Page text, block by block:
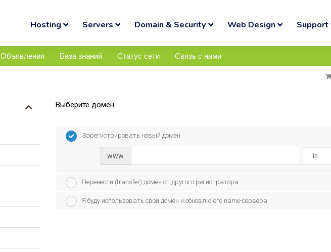
Hosting Servers Domain & Security Web Design Support
Объявления База знаний Статус сети Связь с нами
Выберите домен...
Зарегистрировать новый домен
www.
Перенести (transfer) домен от другого регистратора
Я буду использовать свой домен и обновлю его name-сервера